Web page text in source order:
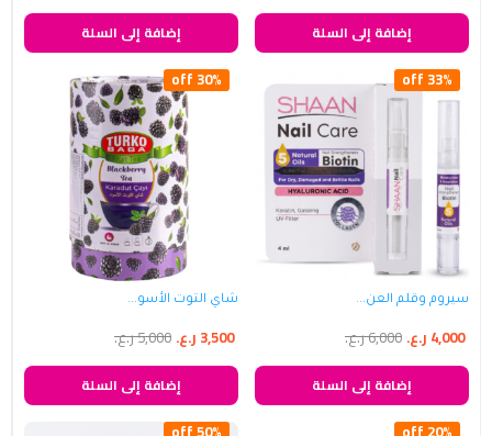
إضافة إلى السلة إضافة إلى السلة
33% off
سيروم وقلم العن...
6,000ر.ع. 4,000 ر.ع.
إضافة إلى السلة
30% off
شاي التوت الأسو...
5,000ر.ع. 3,500 ر.ع.
إضافة إلى السلة